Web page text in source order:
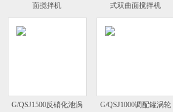
面搅拌机
式双曲面搅拌机
G/QSJ1500反硝化池涡 G/QSJ1000调配罐涡轮